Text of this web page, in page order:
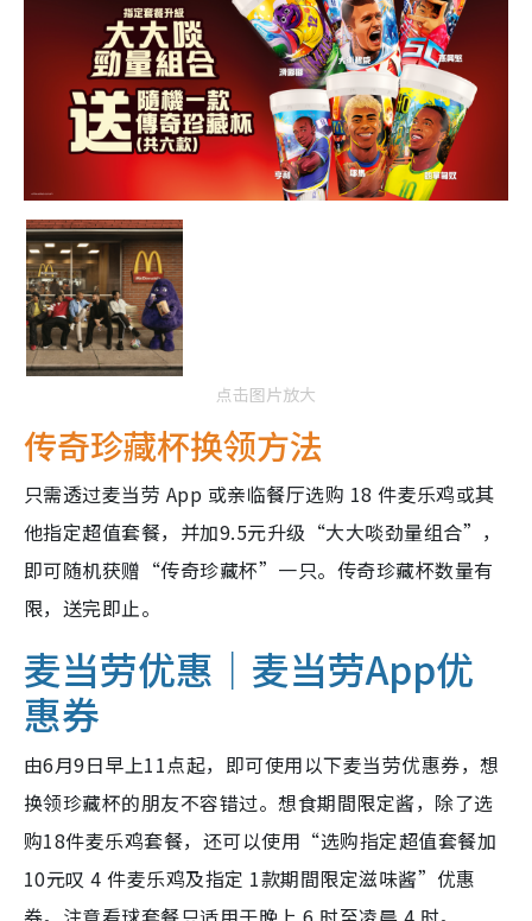
点击图片放大
传奇珍藏杯换领方法
只需透过麦当劳 App 或亲临餐厅选购 18 件麦乐鸡或其
他指定超值套餐，并加9.5元升级“大大啖劲量组合”，
即可随机获赠“传奇珍藏杯”一只。传奇珍藏杯数量有
限，送完即止。
麦当劳优惠｜麦当劳App优
惠券
由6月9日早上11点起，即可使用以下麦当劳优惠券，想
换领珍藏杯的朋友不容错过。想食期間限定酱，除了选
购18件麦乐鸡套餐，还可以使用“选购指定超值套餐加
10元叹 4 件麦乐鸡及指定 1款期間限定滋味酱”优惠